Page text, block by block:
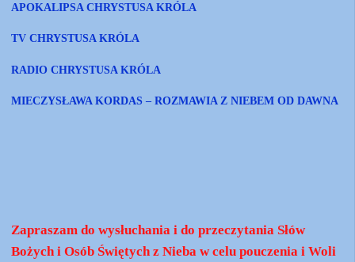
APOKALIPSA CHRYSTUSA KRÓLA
TV CHRYSTUSA KRÓLA
RADIO CHRYSTUSA KRÓLA
MIECZYSŁAWA KORDAS – ROZMAWIA Z NIEBEM OD DAWNA
Zapraszam do wysłuchania i do przeczytania Słów
Bożych i Osób Świętych z Nieba w celu pouczenia i Woli